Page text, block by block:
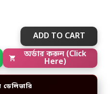
ADD TO CART
অর্ডার করুন (Click
Here)